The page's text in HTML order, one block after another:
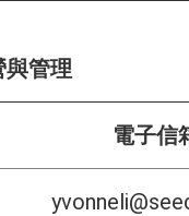
與管理
電子信